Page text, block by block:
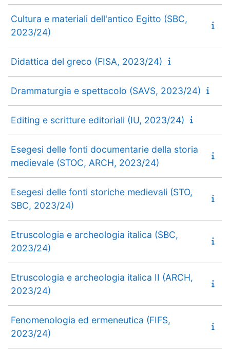
Cultura e materiali dell'antico Egitto (SBC,
2023/24)
Didattica del greco (FISA, 2023/24)
Drammaturgia e spettacolo (SAVS, 2023/24)
Editing e scritture editoriali (IU, 2023/24)
Esegesi delle fonti documentarie della storia
medievale (STOC, ARCH, 2023/24)
Esegesi delle fonti storiche medievali (STO,
SBC, 2023/24)
Etruscologia e archeologia italica (SBC,
2023/24)
Etruscologia e archeologia italica II (ARCH,
2023/24)
Fenomenologia ed ermeneutica (FIFS,
2023/24)